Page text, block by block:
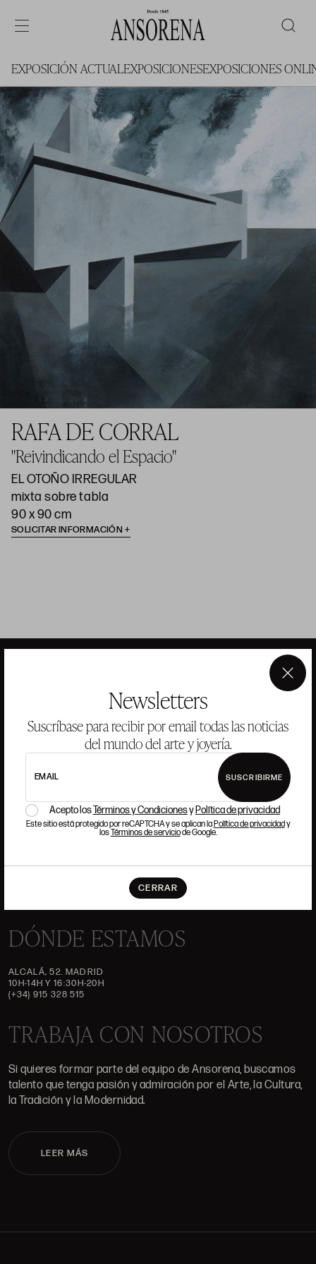
Newsletters
Suscríbase para recibir por email todas las noticias
del mundo del arte y joyería.
EMAIL SUSCRIBIRME
Acepto losTérminos y Condicionesy Política de privacidad
Este sitio está protegido por reCAPTCHA y se aplican laPolítica de privacidady
losTérminos de serviciode Google.
CERRAR
×
EXPOSICIÓN ACTUALEXPOSICIONESEXPOSICIONES
RAFA DE CORRAL
"Reivindicando el Espacio"
EL OTOÑO IRREGULAR
mixta sobre tabla
90 x 90 cm
SOLICITAR INFORMACIÓN
ANSORENA
ANSORENA
EQUIPO
SUBASTAS
VALORACIONES
DÓNDE ESTAMOS
ALCALÁ, 52. MADRID
10H-14H Y 16:30H-20H
(+34) 915 328 515
TRABAJA CON NOSOTROS
Si quieres formar parte del equipo de Ansorena, buscamos
talento que tenga pasión y admiración por el Arte, la Cultura,
la Tradición y la Modernidad.
LEER MÁS